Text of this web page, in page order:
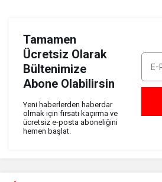
Tamamen
Ücretsiz Olarak
Bültenimize
Abone Olabilirsin
Yeni haberlerden haberdar
olmak için fırsatı kaçırma ve
ücretsiz e-posta aboneliğini
hemen başlat.